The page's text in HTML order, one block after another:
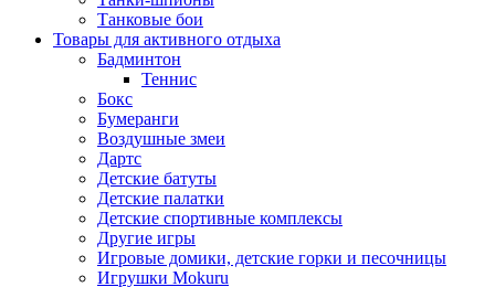
Танковые бои
Товары для активного отдыха
Бадминтон
Теннис
Бокс
Бумеранги
Воздушные змеи
Дартс
Детские батуты
Детские палатки
Детские спортивные комплексы
Другие игры
Игровые домики, детские горки и песочницы
Игрушки Mokuru